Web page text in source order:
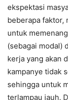
ekspektasi
beberapa faktor,
untuk
(sebagai modal)
kerja yang akan
kampanye tidak
sehingga untuk
terlampau jauh.